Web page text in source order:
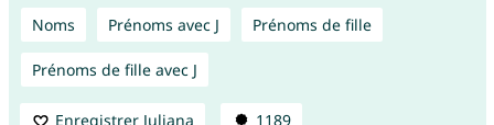
Noms Prénoms avec J Prénoms de fille
Prénoms de fille avec J
Enregistrer Juliana 1189